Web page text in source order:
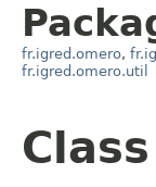
fr.igred.omero,
fr.igred.omero.util